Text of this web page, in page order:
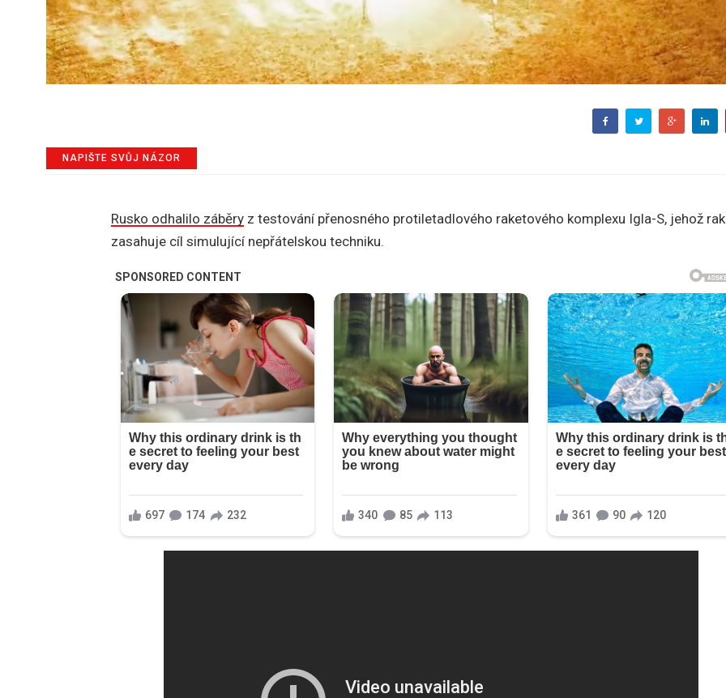
NAPIŠTE SVŮJ NÁZOR
Rusko odhalilo záběry z testování přenosného protiletadlového raketového komplexu Igla-S, jehož
zasahuje cíl simulující nepřátelskou techniku.